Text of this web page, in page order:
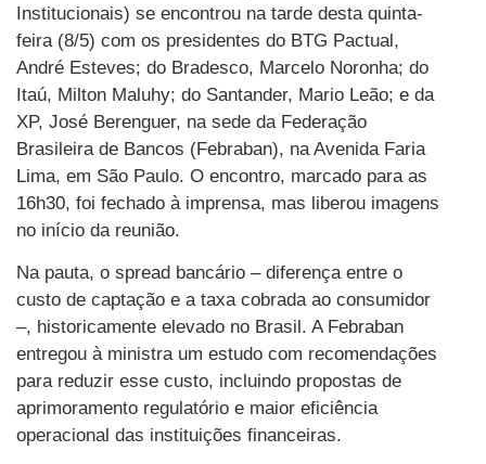
Institucionais) se encontrou na tarde desta quinta-
feira (8/5) com os presidentes do BTG Pactual,
André Esteves; do Bradesco, Marcelo Noronha; do
Itaú, Milton Maluhy; do Santander, Mario Leão; e da
XP, José Berenguer, na sede da Federação
Brasileira de Bancos (Febraban), na Avenida Faria
Lima, em São Paulo. O encontro, marcado para as
16h30, foi fechado à imprensa, mas liberou imagens
no início da reunião.
Na pauta, o spread bancário – diferença entre o
custo de captação e a taxa cobrada ao consumidor
–, historicamente elevado no Brasil. A Febraban
entregou à ministra um estudo com recomendações
para reduzir esse custo, incluindo propostas de
aprimoramento regulatório e maior eficiência
operacional das instituições financeiras.